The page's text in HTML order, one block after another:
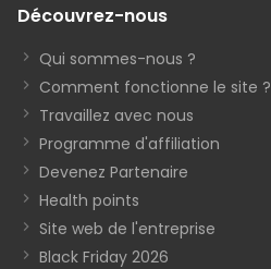
Découvrez-nous
Qui sommes-nous ?
Comment fonctionne le site ?
Travaillez avec nous
Programme d'affiliation
Devenez Partenaire
Health points
Site web de l'entreprise
Black Friday 2026